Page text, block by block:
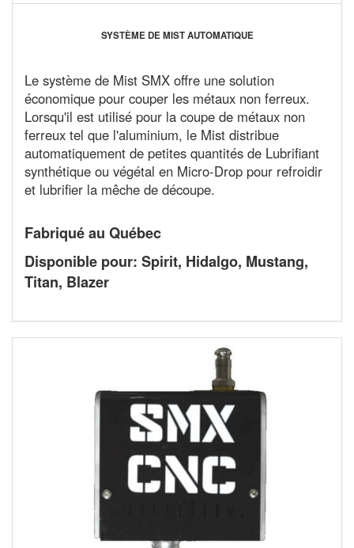
SYSTÈME DE MIST AUTOMATIQUE
Le système de Mist SMX offre une solution
économique pour couper les métaux non ferreux.
Lorsqu'il est utilisé pour la coupe de métaux non
ferreux tel que l'aluminium, le Mist distribue
automatiquement de petites quantités de Lubrifiant
synthétique ou végétal en Micro-Drop pour refroidir
et lubrifier la mêche de découpe.
Fabriqué au Québec
Disponible pour: Spirit, Hidalgo, Mustang,
Titan, Blazer